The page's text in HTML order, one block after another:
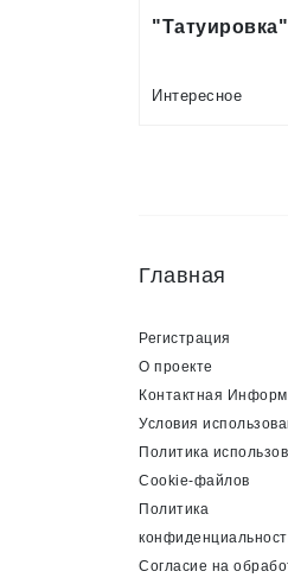
Интересное
Главная
Регистрация
О проекте
Контактная
Условия
Политика
Cookie-файлов
Политика
Согласие на